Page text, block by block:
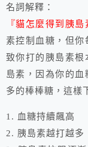
名詞解釋：
『貓怎麼得到胰島
素控制血糖，但你
致你打的胰島素
島素，因為你的血
多的棒棒糖，這樣
1. 血糖持續飆高
2. 胰島素越打越多